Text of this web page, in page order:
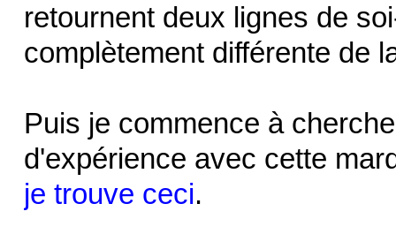
retournent deux lignes de
complètement différente de
Puis je commence à
d'expérience avec cette
je trouve ceci.